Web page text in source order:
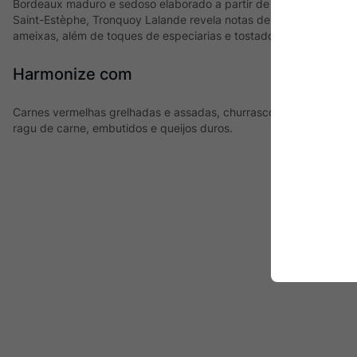
Bordeaux maduro e sedoso elaborado a partir de vinhas
Saint-Estèphe, Tronquoy Lalande revela notas de frutas pretas
ameixas, além de toques de especiarias e tostados.
Harmonize com
Carnes vermelhas grelhadas e assadas, churrasco, cordeiro,
ragu de carne, embutidos e queijos duros.